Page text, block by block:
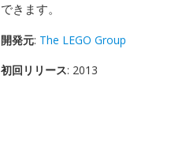
できます。
開発元: The LEGO Group
初回リリース: 2013